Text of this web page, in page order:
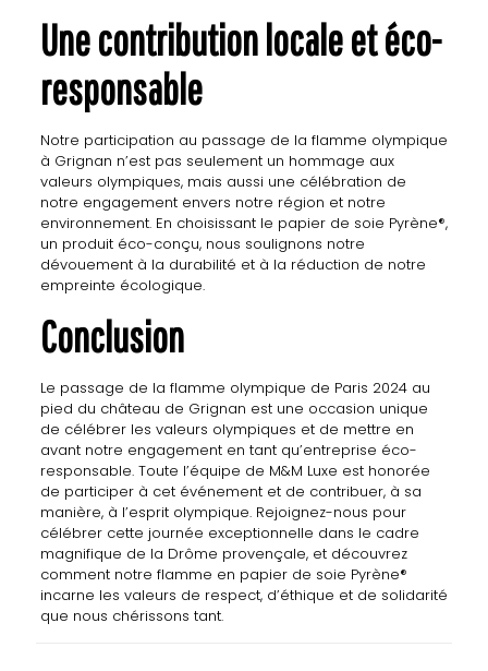
Une contribution locale et éco-
responsable
Notre participation au passage de la flamme olympique
à Grignan n’est pas seulement un hommage aux
valeurs olympiques, mais aussi une célébration de
notre engagement envers notre région et notre
environnement. En choisissant le papier de soie Pyrène®,
un produit éco-conçu, nous soulignons notre
dévouement à la durabilité et à la réduction de notre
empreinte écologique.
Conclusion
Le passage de la flamme olympique de Paris 2024 au
pied du château de Grignan est une occasion unique
de célébrer les valeurs olympiques et de mettre en
avant notre engagement en tant qu’entreprise éco-
responsable. Toute l’équipe de M&M Luxe est honorée
de participer à cet événement et de contribuer, à sa
manière, à l’esprit olympique. Rejoignez-nous pour
célébrer cette journée exceptionnelle dans le cadre
magnifique de la Drôme provençale, et découvrez
comment notre flamme en papier de soie Pyrène®
incarne les valeurs de respect, d’éthique et de solidarité
que nous chérissons tant.